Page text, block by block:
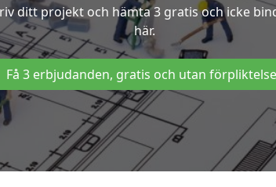
ditt projekt och hämta 3 gratis och icke
här.
Få 3 erbjudanden, gratis och utan